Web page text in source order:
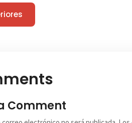
Comment